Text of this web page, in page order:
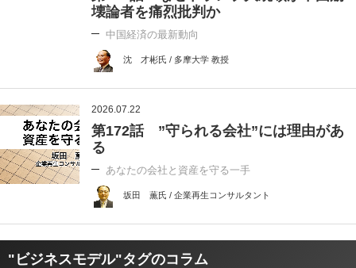
壊論者を痛烈批判か
中国経済の最新動向
沈 才彬氏 / 多摩大学 教授
2026.07.22
第172話 ”守られる会社”には理由があ
る
あなたの会社と資産を守る一手
坂田 薫氏 / 企業再生コンサルタント
"ビジネスモデル"タグのコラム